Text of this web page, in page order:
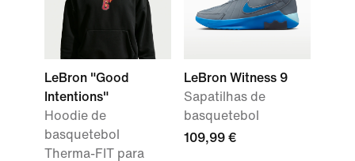
LeBron "Good
Intentions"
Hoodie de
basquetebol
Therma-FIT para
LeBron Witness 9
Sapatilhas de
basquetebol
109,99 €